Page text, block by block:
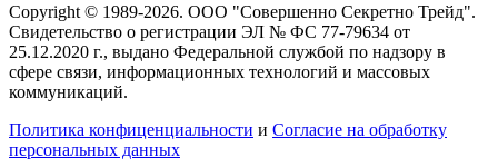
Copyright © 1989-2026. ООО "Совершенно Секретно Трейд".
Свидетельство о регистрации ЭЛ № ФС 77-79634 от
25.12.2020 г., выдано Федеральной службой по надзору в
сфере связи, информационных технологий и массовых
коммуникаций.
Политика конфиценциальности и Согласие на обработку
персональных данных